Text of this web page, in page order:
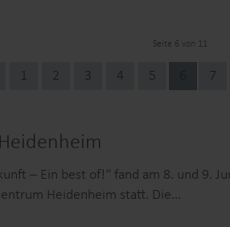
Seite 6 von 11
1 2 3 4 5 7
– Ein best of!“ fand am 8. und 9.
Heidenheim statt. Die…